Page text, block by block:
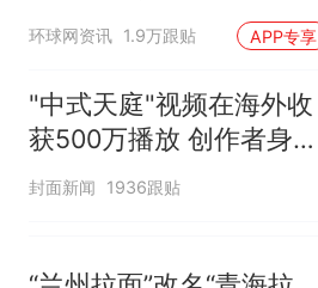
多强？
环球网资讯 1.9万跟贴 APP专享
"中式天庭"视频在海外收
获500万播放 创作者身份
披露
封面新闻 1936跟贴